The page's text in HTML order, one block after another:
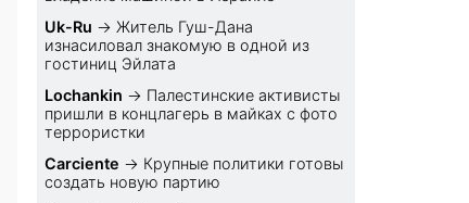
Uk-Ru → Житель Гуш-Дана
изнасиловал знакомую в одной из
гостиниц Эйлата
Lochankin → Палестинские активисты
пришли в концлагерь в майках с фото
террористки
Carciente → Крупные политики готовы
создать новую партию